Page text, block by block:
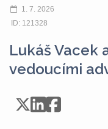
1. 7. 2026
ID: 121328
Lukáš Vacek
vedoucími